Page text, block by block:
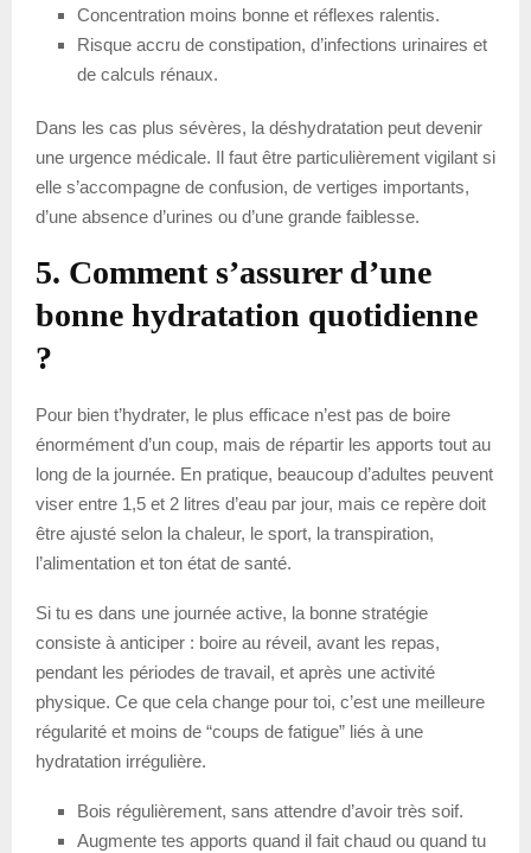
Concentration moins bonne et réflexes ralentis.
Risque accru de constipation, d’infections urinaires et
de calculs rénaux.
Dans les cas plus sévères, la déshydratation peut devenir
une urgence médicale. Il faut être particulièrement vigilant si
elle s’accompagne de confusion, de vertiges importants,
d’une absence d’urines ou d’une grande faiblesse.
5. Comment s’assurer d’une
bonne hydratation quotidienne
?
Pour bien t’hydrater, le plus efficace n’est pas de boire
énormément d’un coup, mais de répartir les apports tout au
long de la journée. En pratique, beaucoup d’adultes peuvent
viser entre 1,5 et 2 litres d’eau par jour, mais ce repère doit
être ajusté selon la chaleur, le sport, la transpiration,
l’alimentation et ton état de santé.
Si tu es dans une journée active, la bonne stratégie
consiste à anticiper : boire au réveil, avant les repas,
pendant les périodes de travail, et après une activité
physique. Ce que cela change pour toi, c’est une meilleure
régularité et moins de “coups de fatigue” liés à une
hydratation irrégulière.
Bois régulièrement, sans attendre d’avoir très soif.
Augmente tes apports quand il fait chaud ou quand tu